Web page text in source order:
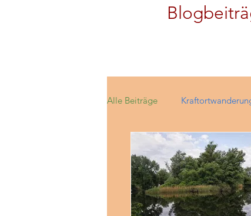
Alle Beiträge
Potenzialentfaltung
Lago Maggiore Tessin